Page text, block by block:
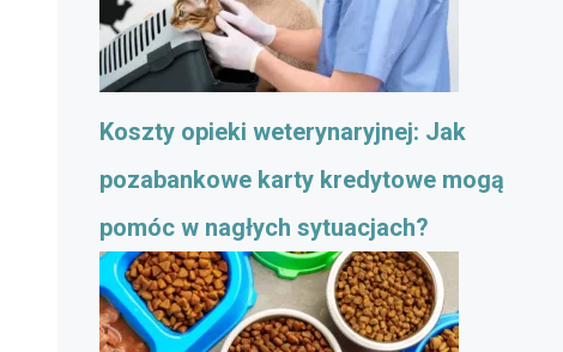
Koszty opieki weterynaryjnej: Jak
pozabankowe karty kredytowe mogą
pomóc w nagłych sytuacjach?